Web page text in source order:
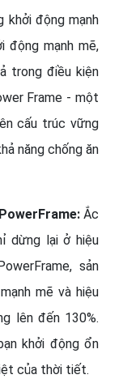
động mạnh
động mạnh mẽ,
trong điều kiện
Frame - một
cấu trúc vững
năng chống ăn
Ắc
dừng lại ở hiệu
sản
mẽ và hiệu
lên đến 130%.
khởi động ổn
của thời tiết.